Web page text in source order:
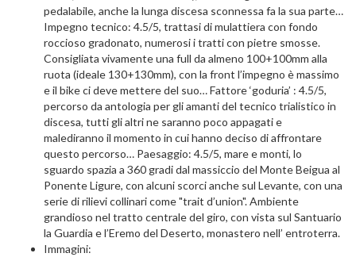
pedalabile, anche la lunga discesa sconnessa fa la sua parte…
Impegno tecnico: 4.5/5, trattasi di mulattiera con fondo
roccioso gradonato, numerosi i tratti con pietre smosse.
Consigliata vivamente una full da almeno 100+100mm alla
ruota (ideale 130+130mm), con la front l’impegno è massimo
e il bike ci deve mettere del suo… Fattore ‘goduria’ : 4.5/5,
percorso da antologia per gli amanti del tecnico trialistico in
discesa, tutti gli altri ne saranno poco appagati e
malediranno il momento in cui hanno deciso di affrontare
questo percorso… Paesaggio: 4.5/5, mare e monti, lo
sguardo spazia a 360 gradi dal massiccio del Monte Beigua al
Ponente Ligure, con alcuni scorci anche sul Levante, con una
serie di rilievi collinari come "trait d’union". Ambiente
grandioso nel tratto centrale del giro, con vista sul Santuario
la Guardia e l’Eremo del Deserto, monastero nell’ entroterra.
Immagini: